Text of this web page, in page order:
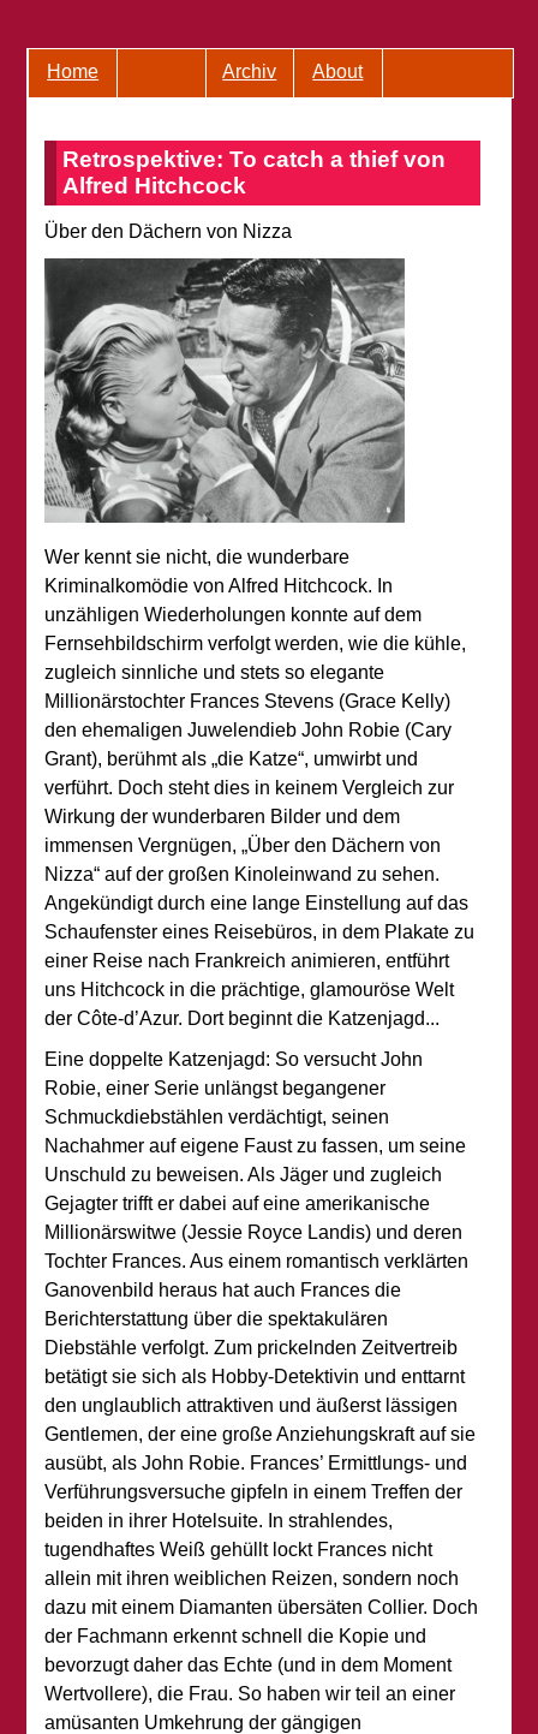
Home Archiv About
Retrospektive: To catch a thief von
Alfred Hitchcock
Über den Dächern von Nizza
Wer kennt sie nicht, die wunderbare
Kriminalkomödie von Alfred Hitchcock. In
unzähligen Wiederholungen konnte auf dem
Fernsehbildschirm verfolgt werden, wie die kühle,
zugleich sinnliche und stets so elegante
Millionärstochter Frances Stevens (Grace Kelly)
den ehemaligen Juwelendieb John Robie (Cary
Grant), berühmt als „die Katze“, umwirbt und
verführt. Doch steht dies in keinem Vergleich zur
Wirkung der wunderbaren Bilder und dem
immensen Vergnügen, „Über den Dächern von
Nizza“ auf der großen Kinoleinwand zu sehen.
Angekündigt durch eine lange Einstellung auf das
Schaufenster eines Reisebüros, in dem Plakate zu
einer Reise nach Frankreich animieren, entführt
uns Hitchcock in die prächtige, glamouröse Welt
der Côte-d’Azur. Dort beginnt die Katzenjagd...
Eine doppelte Katzenjagd: So versucht John
Robie, einer Serie unlängst begangener
Schmuckdiebstählen verdächtigt, seinen
Nachahmer auf eigene Faust zu fassen, um seine
Unschuld zu beweisen. Als Jäger und zugleich
Gejagter trifft er dabei auf eine amerikanische
Millionärswitwe (Jessie Royce Landis) und deren
Tochter Frances. Aus einem romantisch verklärten
Ganovenbild heraus hat auch Frances die
Berichterstattung über die spektakulären
Diebstähle verfolgt. Zum prickelnden Zeitvertreib
betätigt sie sich als Hobby-Detektivin und enttarnt
den unglaublich attraktiven und äußerst lässigen
Gentlemen, der eine große Anziehungskraft auf sie
ausübt, als John Robie. Frances’ Ermittlungs- und
Verführungsversuche gipfeln in einem Treffen der
beiden in ihrer Hotelsuite. In strahlendes,
tugendhaftes Weiß gehüllt lockt Frances nicht
allein mit ihren weiblichen Reizen, sondern noch
dazu mit einem Diamanten übersäten Collier. Doch
der Fachmann erkennt schnell die Kopie und
bevorzugt daher das Echte (und in dem Moment
Wertvollere), die Frau. So haben wir teil an einer
amüsanten Umkehrung der gängigen